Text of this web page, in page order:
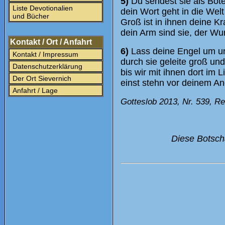
Liste Devotionalien
und Bücher
Kontakt / Ort / Anfahrt
Kontakt / Impressum
Datenschutzerklärung
Der Ort Sievernich
Anfahrt / Lage
dein Wort geht in die
Groß ist in ihnen deine
dein Arm sind sie, der
6) Lass deine Engel um
durch sie geleite groß
bis wir mit ihnen dort im
einst stehn vor deinem
Gotteslob 2013, Nr. 539,
Diese